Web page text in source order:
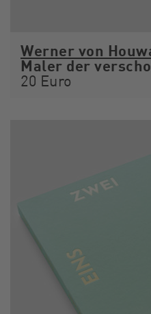
Werner von
Maler der
20 Euro